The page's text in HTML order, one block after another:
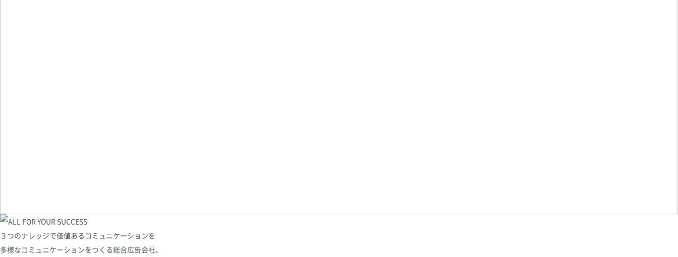
３つのナレッジで価値あるコミュニケーションを
多様なコミュニケーションをつくる総合広告会社、